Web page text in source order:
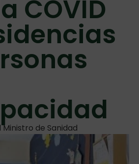
COVID
de Sanidad